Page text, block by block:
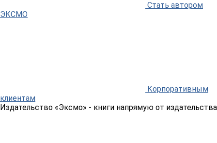
Стать автором
ЭКСМО
Корпоративным
клиентам
Издательство «Эксмо» - книги напрямую от издательства